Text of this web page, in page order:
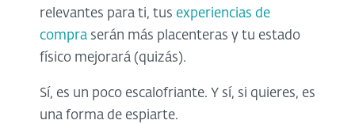
relevantes para ti, tus experiencias de
compra serán más placenteras y tu estado
físico mejorará (quizás).
Sí, es un poco escalofriante. Y sí, si quieres, es
una forma de espiarte.